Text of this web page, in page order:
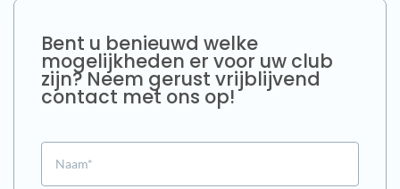
Bent u benieuwd welke
mogelijkheden er voor uw club
zijn? Neem gerust vrijblijvend
contact met ons op!